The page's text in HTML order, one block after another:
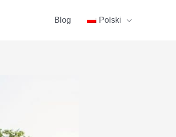
Blog Polski